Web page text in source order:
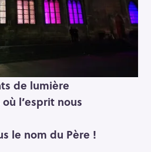
de lumière
l’esprit nous
le nom du Père !